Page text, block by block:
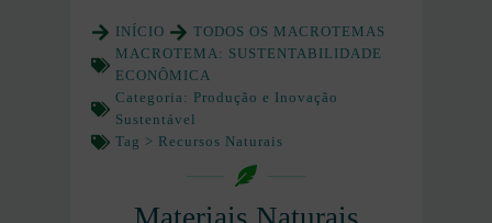
INÍCIO
TODOS OS MACROTEMAS
MACROTEMA: SUSTENTABILIDADE
ECONÔMICA
Categoria: Produção e Inovação
Sustentável
Tag > Recursos Naturais